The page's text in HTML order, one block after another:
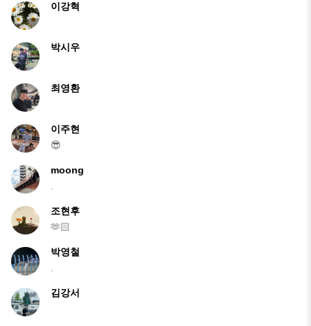
이강혁
박시우
최영환
이주현
😎
moong
.
조현후
🫶🏻
박영철
.
김강서